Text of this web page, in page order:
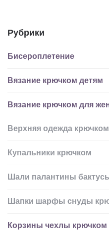
Рубрики
Бисероплетение
Вязание крючком детям
Вязание крючком для
Верхняя одежда
Купальники крючком
Шали палантины
Шапки шарфы снуды
Корзины чехлы крючком